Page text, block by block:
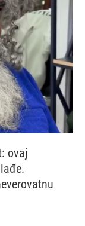
ovaj